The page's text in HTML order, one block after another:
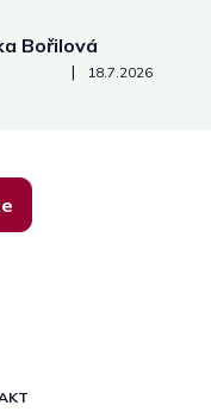
Bořilová
obchodu je 5 z 5
| 18.7.2026